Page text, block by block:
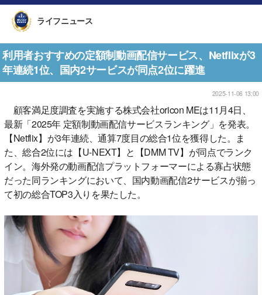
ライフニュース
利用者おすすめの定額制動画配信サービス、Netflixが3
年連続1位、国内2サービスが同点2位に躍進
2025-11-06 13:00
顧客満足度調査を実施する株式会社oricon MEは11月4日、
最新「2025年 定額制動画配信サービスランキング」を発表。
【Netflix】が3年連続、通算7度目の総合1位を獲得した。ま
た、総合2位には【U-NEXT】と【DMM TV】が同点でランク
イン。海外発の動画配信プラットフォーマーによる寡占状態
だった同ランキングにおいて、国内動画配信2サービスが揃っ
て初の総合TOP3入りを果たした。